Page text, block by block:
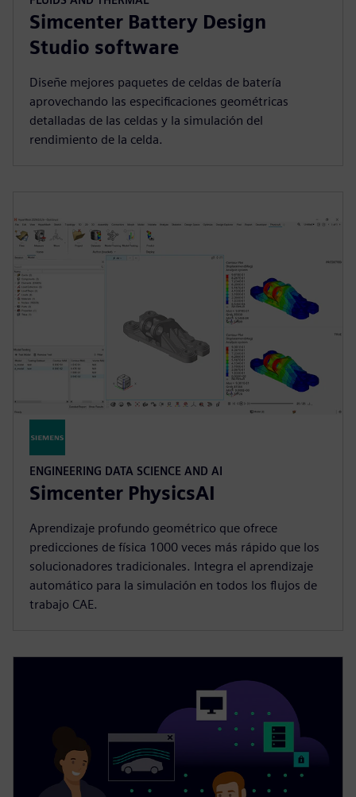
Simcenter Battery Design
Studio software
Diseñe mejores paquetes de celdas de batería
aprovechando las especificaciones geométricas
detalladas de las celdas y la simulación del
rendimiento de la celda.
ENGINEERING DATA SCIENCE AND AI
Simcenter PhysicsAI
Aprendizaje profundo geométrico que ofrece
predicciones de física 1000 veces más rápido que los
solucionadores tradicionales. Integra el aprendizaje
automático para la simulación en todos los flujos de
trabajo CAE.